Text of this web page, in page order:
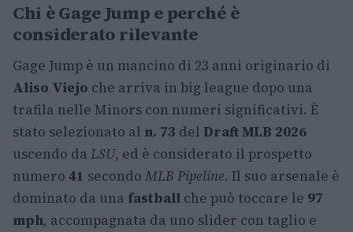
Chi è Gage Jump e perché è
considerato rilevante
Gage Jump è un mancino di 23 anni originario di
Aliso Viejo che arriva in big league dopo una
trafila nelle Minors con numeri significativi. È
stato selezionato al n. 73 del Draft MLB 2026
uscendo da LSU, ed è considerato il prospetto
numero 41 secondo MLB Pipeline. Il suo arsenale è
dominato da una fastball che può toccare le 97
mph, accompagnata da uno slider con taglio e